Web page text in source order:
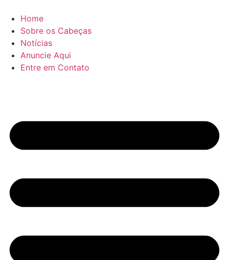
para
conteúdo
Home
Sobre os Cabeças
Notícias
Anuncie Aqui
Entre em Contato